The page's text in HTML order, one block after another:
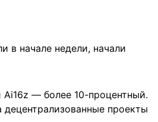
в начале недели, начали
Ai16z — более 10-процентный.
проекты